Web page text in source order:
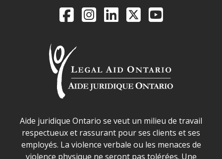
Legal Aid Ontario
FacebookInstagram
LinkedIn
X YouTube
Déclaration sur la sécurité dans les locaux d'AJO.
Aide juridique Ontario se veut un milieu de travail
respectueux et rassurant pour ses clients et ses
employés. La violence verbale ou les menaces de
violence physique ne seront pas tolérées. Une